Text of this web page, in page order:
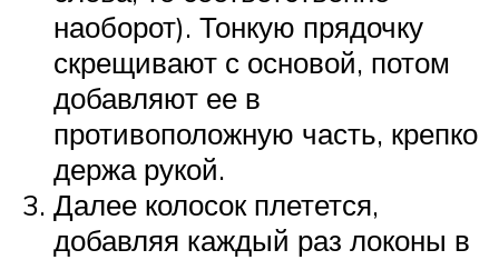
наоборот). Тонкую прядочку
скрещивают с основой, потом
добавляют ее в
противоположную часть, крепко
держа рукой.
Далее колосок плетется,
добавляя каждый раз локоны в